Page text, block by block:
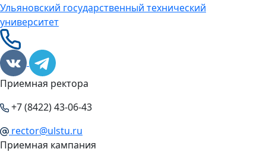
Ульяновский государственный технический
университет
Приемная ректора
+7 (8422) 43-06-43
rector@ulstu.ru
Приемная кампания